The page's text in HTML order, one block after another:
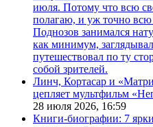
июля. Потому что всю
полагаю, и уж точно всю
Поднозов занимался
как минимум,
путешествовал по ту
собой зрителей.
Линч, Кортасар и
цепляет мультфильм
28 июля 2026, 16:59
Книги-биографии: 7